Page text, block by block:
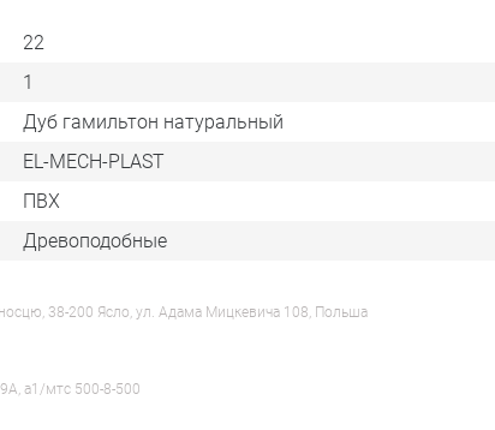
22
1
Дуб гамильтон натуральный
EL-MECH-PLAST
ПВХ
Древоподобные
38-200 Ясло, ул. Адама Мицкевича 108, Польша
a1/мтс 500-8-500